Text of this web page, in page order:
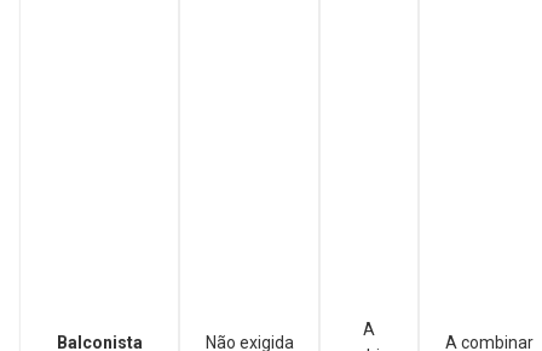
Balconista Não exigida
A
A combinar